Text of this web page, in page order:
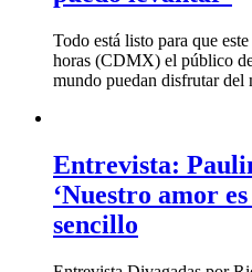
Todo está listo para que
horas (CDMX) el público
mundo puedan disfrutar del
Entrevista:
‘Nuestro amor
sencillo